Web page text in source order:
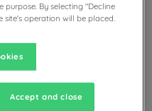
Nouveaux oreillers qui allient
moelleux et maintien grâce à
leur densité et souplesse
purpose. By selecting "Decline
site's operation will be placed.
Accept and close